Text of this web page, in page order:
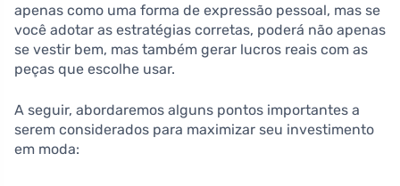
apenas como uma forma de expressão pessoal, mas se
você adotar as estratégias corretas, poderá não apenas
se vestir bem, mas também gerar lucros reais com as
peças que escolhe usar.
A seguir, abordaremos alguns pontos importantes a
serem considerados para maximizar seu investimento
em moda: